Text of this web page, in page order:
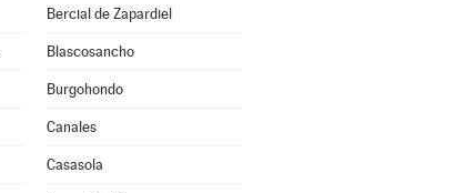
Bercial de Zapardiel
Blascosancho
Burgohondo
Canales
Casasola